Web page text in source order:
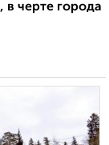
черте города